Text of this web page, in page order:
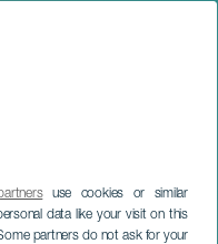
use cookies or similar
data like your visit on this
partners do not ask for your